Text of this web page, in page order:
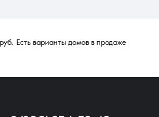
Есть варианты домов в продаже